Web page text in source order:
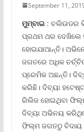
September 11,
ମୁମ୍ବାଇ: ବଲିଉଡର
ପ୍ରଥମ ଥର ଦେଖିଲେ
ହୋଇଯାଆନ୍ତି।
ଜଗତରେ ଅଧିକ
ପ୍ରେମିକ ଅଛନ୍ତି।
କରିଛି। ଦିବ୍ୟା
ରିଲିଜ ହୋଇଥିବା
ଦିବ୍ୟା ଅଭିନୟ
ଫିଲ୍ମ ଜଗତଠୁ ବିଦାୟ